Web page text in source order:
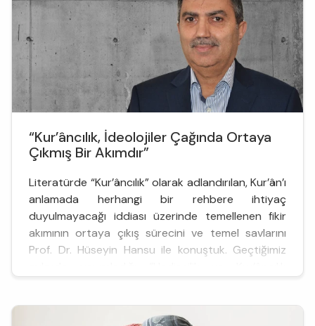
“Kur’âncılık, İdeolojiler Çağında Ortaya
Çıkmış Bir Akımdır”
Literatürde “Kur’âncılık” olarak adlandırılan, Kur’ân’ı
anlamada herhangi bir rehbere ihtiyaç
duyulmayacağı iddiası üzerinde temellenen fikir
akımının ortaya çıkış sürecini ve temel savlarını
Prof. Dr. Hüseyin Hansu ile konuştuk. Geçtiğimiz